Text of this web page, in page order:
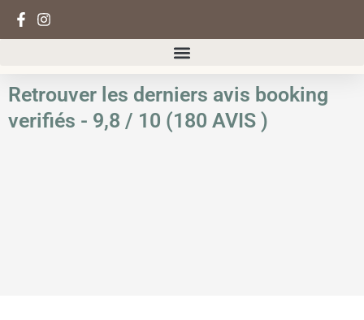
Retrouver les derniers avis booking
verifiés - 9,8 / 10 (180 AVIS )